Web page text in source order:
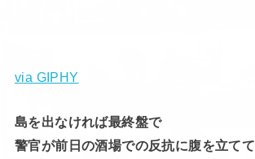
via GIPHY
島を出なければ最終盤で
警官が前日の酒場での反抗に腹を立てて